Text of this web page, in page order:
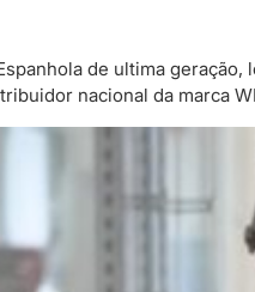
de ultima
nacional da marca